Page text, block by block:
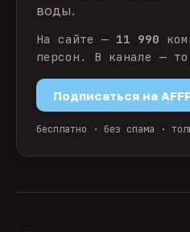
воды.
На сайте — 11 990
персон. В канале —
Подписаться на
бесплатно · без спама ·